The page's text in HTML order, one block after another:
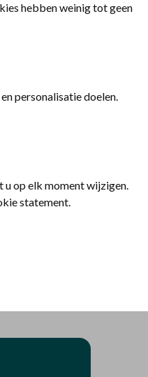
hoe u in gesprek
hebben weinig tot geen
personalisatie doelen.
u op elk moment wijzigen.
statement.